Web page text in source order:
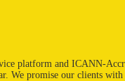
platform and ICANN-
We promise our clients